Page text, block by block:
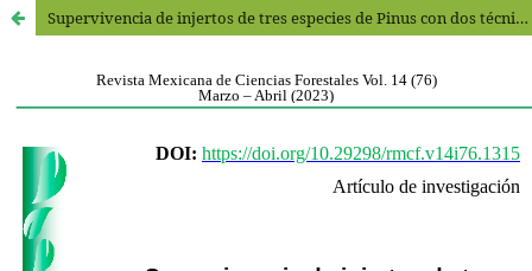
Supervivencia de injertos de tres especies de Pinus con dos técnicas y dos métodos cicatrizantes